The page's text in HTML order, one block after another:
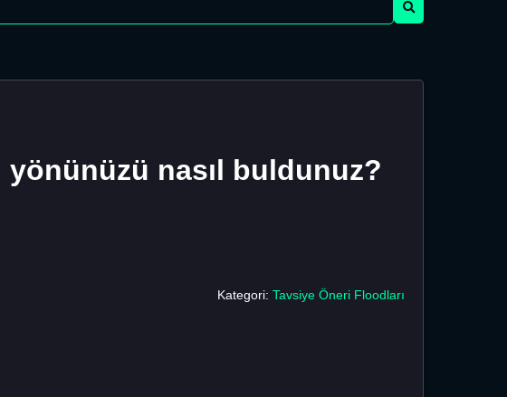
nasıl buldunuz?
Kategori: Tavsiye Öneri Floodları